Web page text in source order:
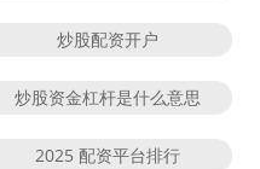
炒股配资开户
炒股资金杠杆是什么意思
2025 配资平台排行